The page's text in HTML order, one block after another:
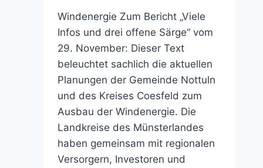
Windenergie Zum Bericht „Viele
Infos und drei offene Särge“ vom
29. November: Dieser Text
beleuchtet sachlich die aktuellen
Planungen der Gemeinde Nottuln
und des Kreises Coesfeld zum
Ausbau der Windenergie. Die
Landkreise des Münsterlandes
haben gemeinsam mit regionalen
Versorgern, Investoren und